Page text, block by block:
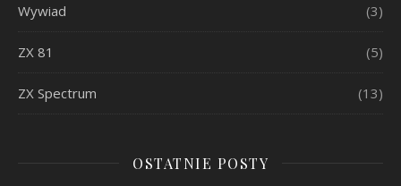
Wywiad (3)
ZX 81 (5)
ZX Spectrum (13)
OSTATNIE POSTY